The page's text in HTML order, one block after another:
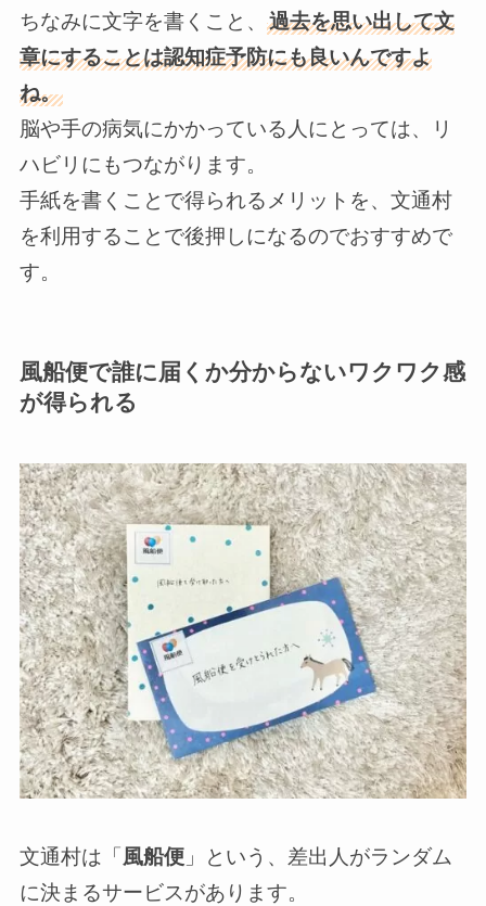
ちなみに文字を書くこと、 過去を思い出して文
章にすることは認知症予防にも良いんですよ
ね。
脳や手の病気にかかっている人にとっては、リ
ハビリにもつながります。
手紙を書くことで得られるメリットを、文通村
を利用することで後押しになるのでおすすめで
す。
風船便で誰に届くか分からないワクワク感
が得られる
文通村は「 風船便」という、差出人がランダム
に決まるサービスがあります。